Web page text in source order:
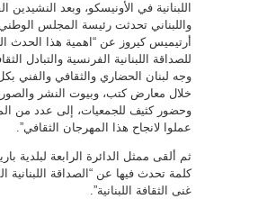
اللبنانية في الأونيسكو، وبعد النشيدين
واللبناني تحدثت رئيسة المجلس
أرتيميس كيروز عن “اهمية هذا الحدث
للصداقة اللبنانية الفرنسية والتبادل
وجه لبنان الحضاري والثقافي والفني
خلال معارض كتب، وبيوت النشر والصور
وحضور كثيف للجمعيات، إلى عدد من
عملوا لانجاح هذا المهرجان الثقافي”.
ثم ألقى ممثل الدائرة الرابعة لبلدية
كلمة تحدث فيها عن “الصداقة اللبنانية
غنى الثقافة اللبنانية”.